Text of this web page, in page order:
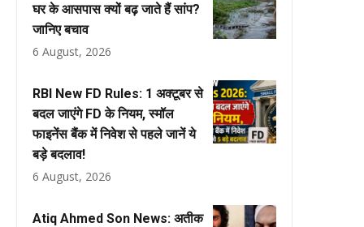
घर के आसपास क्यों बढ़ जाते हैं सांप?
जानिए बचाव
6 August, 2026
RBI New FD Rules: 1 अक्टूबर से
बदल जाएंगे FD के नियम, स्मॉल
फाइनेंस बैंक में निवेश से पहले जानें ये
बड़े बदलाव!
6 August, 2026
Atiq Ahmed Son News: अतीक